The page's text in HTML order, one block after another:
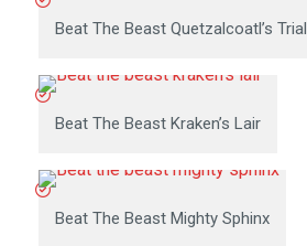
Beat The Beast Quetzalcoatl’s Trial
Beat The Beast Kraken’s Lair
Beat The Beast Mighty Sphinx